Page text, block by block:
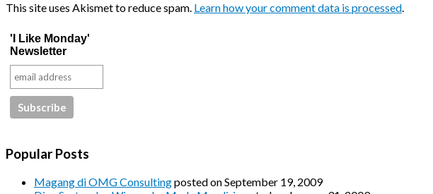
This site uses Akismet to reduce spam. Learn how your comment data is processed.
'I Like Monday'
Newsletter
Popular Posts
Magang di OMG Consultingposted on September 19, 2009